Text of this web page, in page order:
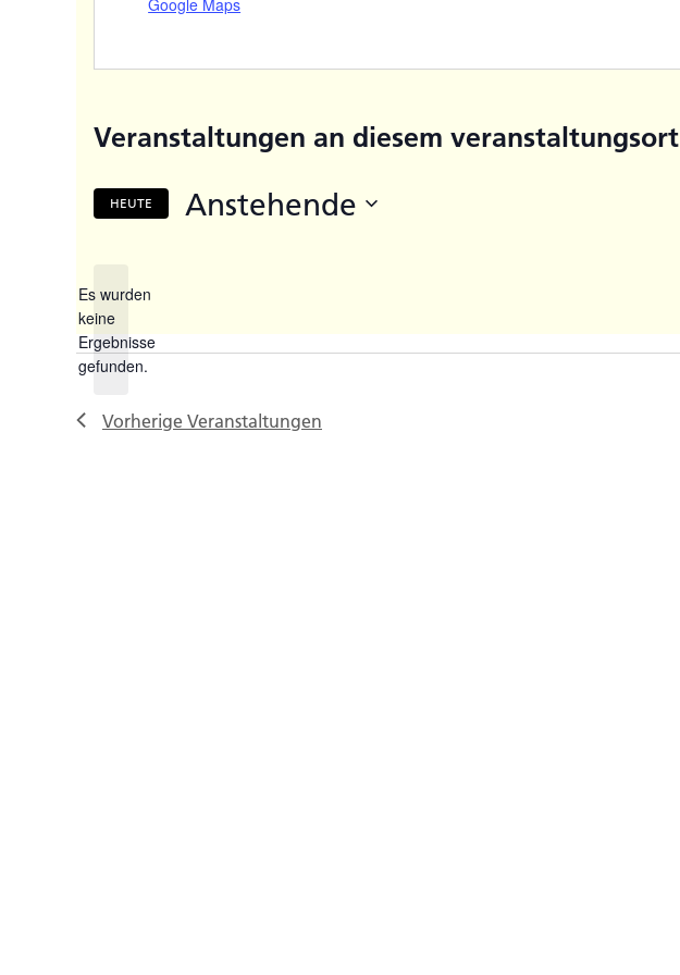
Veranstaltungen an diesem veranstaltungsort
Hinweis
Es wurden
keine
Ergebnisse
gefunden.
HEUTE Anstehende
Vorherige Veranstaltungen